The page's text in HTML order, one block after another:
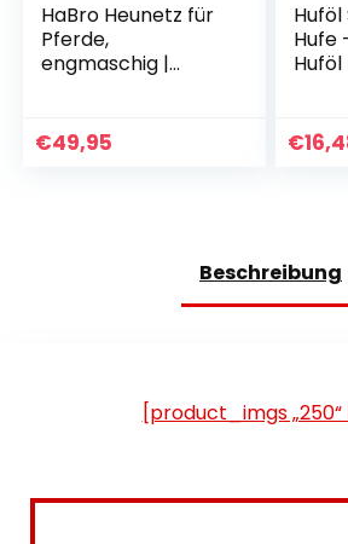
HaBro Heunetz für
Pferde,
engmaschig |
Heusack | Extrem
robust und
€49,95
Huföl
Hufe
Huföl
€
Beschreibung
[product_imgs